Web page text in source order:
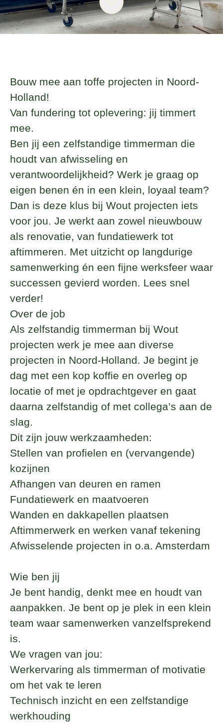
Bouw mee aan toffe projecten in Noord-
Holland!
Van fundering tot oplevering: jij timmert
mee.
Ben jij een zelfstandige timmerman die
houdt van afwisseling en
verantwoordelijkheid? Werk je graag op
eigen benen én in een klein, loyaal team?
Dan is deze klus bij Wout projecten iets
voor jou. Je werkt aan zowel nieuwbouw
als renovatie, van fundatiewerk tot
aftimmeren. Met uitzicht op langdurige
samenwerking én een fijne werksfeer waar
successen gevierd worden. Lees snel
verder!
Over de job
Als zelfstandig timmerman bij Wout
projecten werk je mee aan diverse
projecten in Noord-Holland. Je begint je
dag met een kop koffie en overleg op
locatie of met je opdrachtgever en gaat
daarna zelfstandig of met collega’s aan de
slag.
Dit zijn jouw werkzaamheden:
Stellen van profielen en (vervangende)
kozijnen
Afhangen van deuren en ramen
Fundatiewerk en maatvoeren
Wanden en dakkapellen plaatsen
Aftimmerwerk en werken vanaf tekening
Afwisselende projecten in o.a. Amsterdam
Wie ben jij
Je bent handig, denkt mee en houdt van
aanpakken. Je bent op je plek in een klein
team waar samenwerken vanzelfsprekend
is.
We vragen van jou:
Werkervaring als timmerman of motivatie
om het vak te leren
Technisch inzicht en een zelfstandige
werkhouding